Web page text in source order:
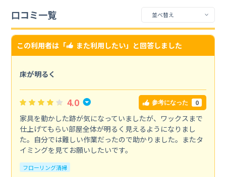
口コミ一覧
この利用者は「 また利用したい」と回答しました
床が明るく
4.0 参考になった 0
家具を動かした跡が気になっていましたが、ワックスまで
仕上げてもらい部屋全体が明るく見えるようになりまし
た。自分では難しい作業だったので助かりました。またタ
イミングを見てお願いしたいです。
フローリング清掃